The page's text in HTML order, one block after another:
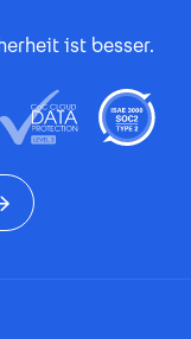
ist besser.